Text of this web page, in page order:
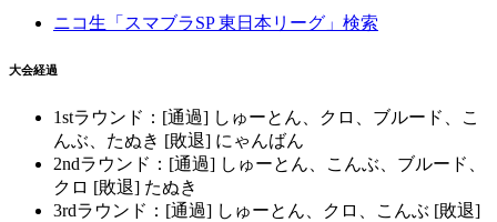
ニコ生「スマブラSP 東日本リーグ」検索
大会経過
1stラウンド：[通過] しゅーとん、クロ、ブルード、こ
んぶ、たぬき [敗退] にゃんばん
2ndラウンド：[通過] しゅーとん、こんぶ、ブルード、
クロ [敗退] たぬき
3rdラウンド：[通過] しゅーとん、クロ、こんぶ [敗退]